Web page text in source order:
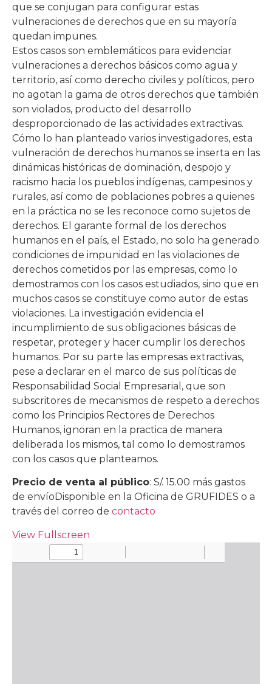
que se conjugan para configurar estas
vulneraciones de derechos que en su mayoría
quedan impunes.
Estos casos son emblemáticos para evidenciar
vulneraciones a derechos básicos como agua y
territorio, así como derecho civiles y políticos, pero
no agotan la gama de otros derechos que también
son violados, producto del desarrollo
desproporcionado de las actividades extractivas.
Cómo lo han planteado varios investigadores, esta
vulneración de derechos humanos se inserta en las
dinámicas históricas de dominación, despojo y
racismo hacia los pueblos indígenas, campesinos y
rurales, así como de poblaciones pobres a quienes
en la práctica no se les reconoce como sujetos de
derechos. El garante formal de los derechos
humanos en el país, el Estado, no solo ha generado
condiciones de impunidad en las violaciones de
derechos cometidos por las empresas, como lo
demostramos con los casos estudiados, sino que en
muchos casos se constituye como autor de estas
violaciones. La investigación evidencia el
incumplimiento de sus obligaciones básicas de
respetar, proteger y hacer cumplir los derechos
humanos. Por su parte las empresas extractivas,
pese a declarar en el marco de sus políticas de
Responsabilidad Social Empresarial, que son
subscritores de mecanismos de respeto a derechos
como los Principios Rectores de Derechos
Humanos, ignoran en la practica de manera
deliberada los mismos, tal como lo demostramos
con los casos que planteamos.
Precio de venta al público: S/. 15.00 más gastos
de envíoDisponible en la Oficina de GRUFIDES o a
través del correo de contacto
View Fullscreen